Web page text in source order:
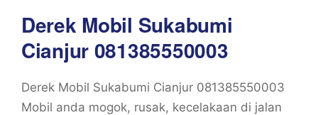
Derek Mobil Sukabumi
Cianjur 081385550003
Derek Mobil Sukabumi Cianjur 081385550003
Mobil anda mogok, rusak, kecelakaan di jalan